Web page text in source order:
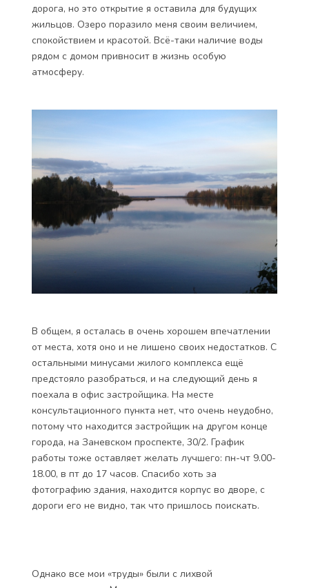
дорога, но это открытие я оставила для будущих
жильцов. Озеро поразило меня своим величием,
спокойствием и красотой. Всё-таки наличие воды
рядом с домом привносит в жизнь особую
атмосферу.
В общем, я осталась в очень хорошем впечатлении
от места, хотя оно и не лишено своих недостатков. С
остальными минусами жилого комплекса ещё
предстояло разобраться, и на следующий день я
поехала в офис застройщика. На месте
консультационного пункта нет, что очень неудобно,
потому что находится застройщик на другом конце
города, на Заневском проспекте, 30/2. График
работы тоже оставляет желать лучшего: пн-чт 9.00-
18.00, в пт до 17 часов. Спасибо хоть за
фотографию здания, находится корпус во дворе, с
дороги его не видно, так что пришлось поискать.
Однако все мои «труды» были с лихвой